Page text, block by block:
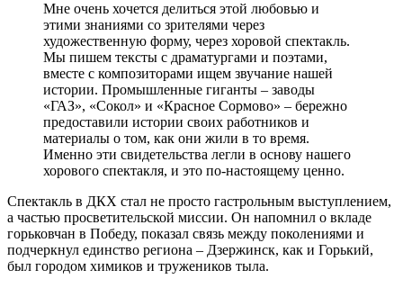
Мне очень хочется делиться этой любовью и
этими знаниями со зрителями через
художественную форму, через хоровой спектакль.
Мы пишем тексты с драматургами и поэтами,
вместе с композиторами ищем звучание нашей
истории. Промышленные гиганты – заводы
«ГАЗ», «Сокол» и «Красное Сормово» – бережно
предоставили истории своих работников и
материалы о том, как они жили в то время.
Именно эти свидетельства легли в основу нашего
хорового спектакля, и это по-настоящему ценно.
Спектакль в ДКХ стал не просто гастрольным выступлением,
а частью просветительской миссии. Он напомнил о вкладе
горьковчан в Победу, показал связь между поколениями и
подчеркнул единство региона – Дзержинск, как и Горький,
был городом химиков и тружеников тыла.